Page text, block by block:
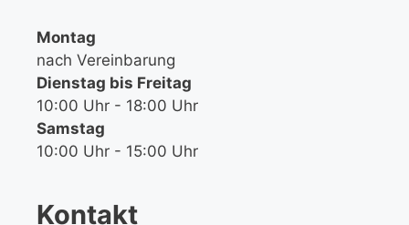
Montag
nach Vereinbarung
Dienstag bis Freitag
10:00 Uhr - 18:00 Uhr
Samstag
10:00 Uhr - 15:00 Uhr
Kontakt